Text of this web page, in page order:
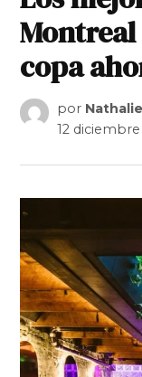
copa
por
12 diciembre